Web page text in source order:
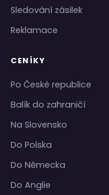
Sledování zásilek
Reklamace
CENÍKY
Po České republice
Balík do zahraničí
Na Slovensko
Do Polska
Do Německa
Do Anglie